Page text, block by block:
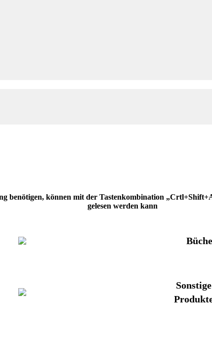
benötigen, können mit der Tastenkombination
gelesen werden kann
Sonstige